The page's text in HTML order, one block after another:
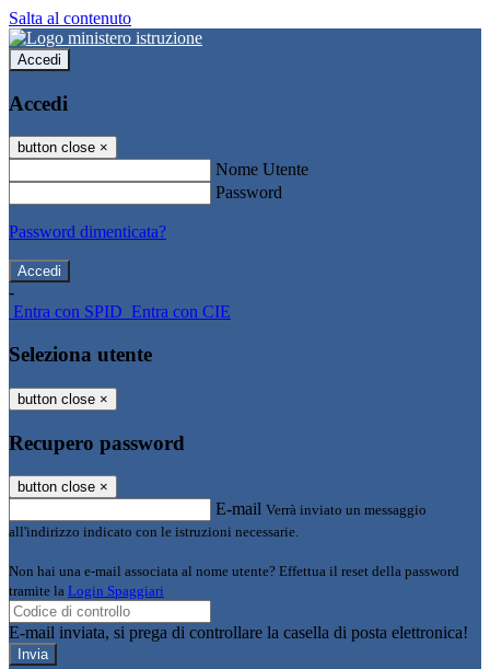
Salta al contenuto
Accedi
Accedi
button close ×
Nome Utente
Password
Password dimenticata?
-
Entra con SPID Entra con CIE
Seleziona utente
button close ×
Recupero password
button close ×
E-mail Verrà inviato un messaggio
all'indirizzo indicato con le istruzioni necessarie.
Non hai una e-mail associata al nome utente? Effettua il reset della password
tramite la Login Spaggiari
E-mail inviata, si prega di controllare la casella di posta elettronica!